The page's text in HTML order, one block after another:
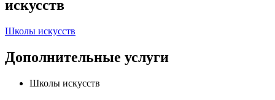
искусств
Школы искусств
Дополнительные услуги
Школы искусств